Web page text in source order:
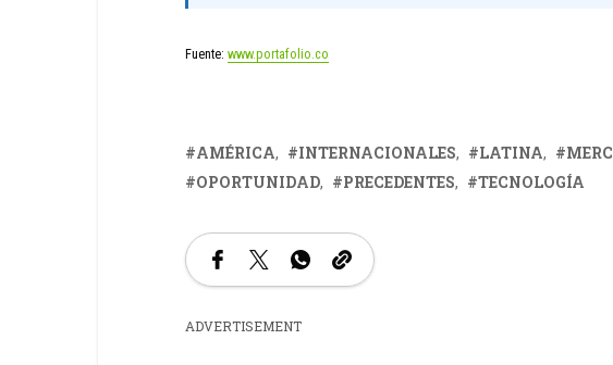
Fuente: www.portafolio.co
AMÉRICA INTERNACIONALES LATINA
OPORTUNIDAD
PRECEDENTES TECNOLOGÍA
ADVERTISEMENT